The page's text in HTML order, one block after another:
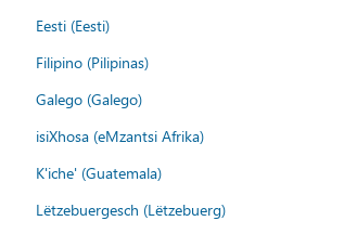
Eesti (Eesti)
Filipino (Pilipinas)
Galego (Galego)
isiXhosa (eMzantsi Afrika)
K'iche' (Guatemala)
Lëtzebuergesch (Lëtzebuerg)